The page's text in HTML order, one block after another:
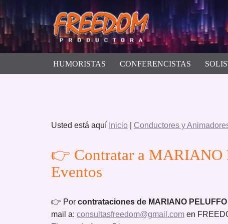
Saltar
contenido
HUMORISTAS CONFERENCISTAS
Usted está aquí Inicio Conductores y
👉 Contratar a MARIANO
Eventos
👉 Por contrataciones de MARIANO PELUFFO
mail a: consultasfreedom@gmail.com en